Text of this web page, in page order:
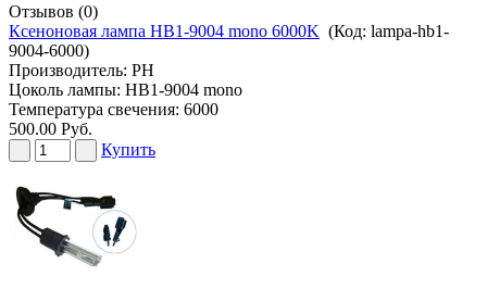
Отзывов (0)
Ксеноновая лампа HB1-9004 mono 6000K (Код: lampa-hb1-
9004-6000)
Производитель: PH
Цоколь лампы: HB1-9004 mono
Температура свечения: 6000
500.00 Руб.
Купить